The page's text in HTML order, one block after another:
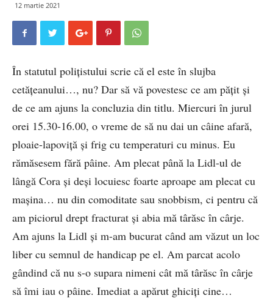
12 martie 2021
În statutul polițistului scrie că el este în slujba
cetățeanului…, nu? Dar să vă povestesc ce am pățit și
de ce am ajuns la concluzia din titlu. Miercuri în jurul
orei 15.30-16.00, o vreme de să nu dai un câine afară,
ploaie-lapoviță și frig cu temperaturi cu minus. Eu
rămăsesem fără pâine. Am plecat până la Lidl-ul de
lângă Cora și deși locuiesc foarte aproape am plecat cu
mașina… nu din comoditate sau snobbism, ci pentru că
am piciorul drept fracturat și abia mă târăsc în cârje.
Am ajuns la Lidl și m-am bucurat când am văzut un loc
liber cu semnul de handicap pe el. Am parcat acolo
gândind că nu s-o supara nimeni cât mă târăsc în cârje
să îmi iau o pâine. Imediat a apărut ghiciți cine…